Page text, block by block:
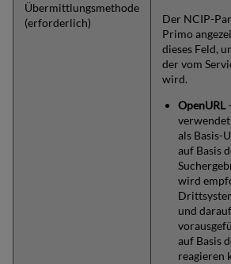
Übermittlungsmethode
(erforderlich)
Der NCIP-
Primo
dieses Feld,
der vom
wird.
OpenURL
verwendet
als Basis-
auf Basis
wird
und
auf Basis
reagieren